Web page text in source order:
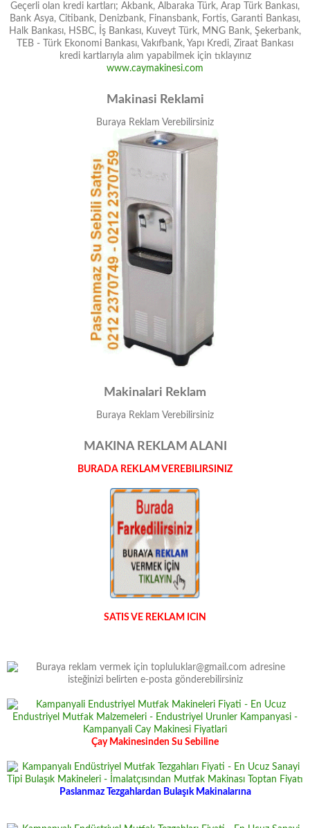
Geçerli olan kredi kartları; Akbank, Albaraka Türk, Arap Türk Bankası,
Bank Asya, Citibank, Denizbank, Finansbank, Fortis, Garanti Bankası,
Halk Bankası, HSBC, İş Bankası, Kuveyt Türk, MNG Bank, Şekerbank,
TEB - Türk Ekonomi Bankası, Vakıfbank, Yapı Kredi, Ziraat Bankası
kredi kartlarıyla alım yapabilmek için tıklayınız
www.caymakinesi.com
Makinasi Reklami
Buraya Reklam Verebilirsiniz
Makinalari Reklam
Buraya Reklam Verebilirsiniz
MAKINA REKLAM ALANI
BURADA REKLAM VEREBILIRSINIZ
SATIS VE REKLAM ICIN
Çay Makinesinden Su Sebiline
Paslanmaz Tezgahlardan Bulaşık Makinalarına